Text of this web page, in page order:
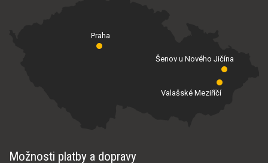
Praha
Valašské Meziříčí
Šenov u Nového Jičína
Možnosti platby a dopravy